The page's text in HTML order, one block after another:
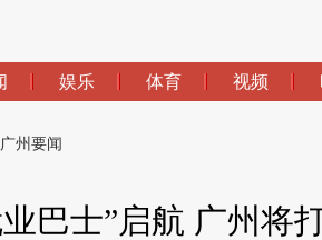
娱乐 体育 视频
广州要闻
巴士”启航 广州将